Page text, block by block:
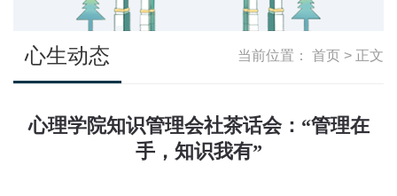
心生动态 当前位置： 首页 > 正文
心理学院知识管理会社茶话会：“管理在
手，知识我有”